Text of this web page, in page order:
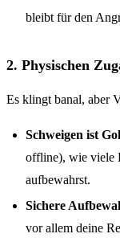
bleibt für den
2. Physischen
Es klingt banal, aber
Schweigen ist
offline), wie viele
aufbewahrst.
Sichere
vor allem deine